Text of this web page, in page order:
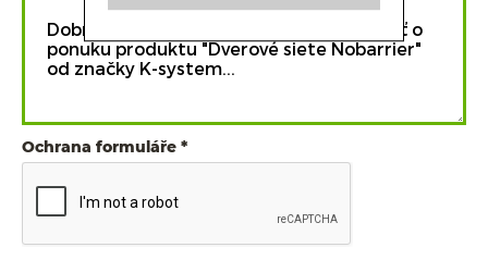
Ochrana formuláře